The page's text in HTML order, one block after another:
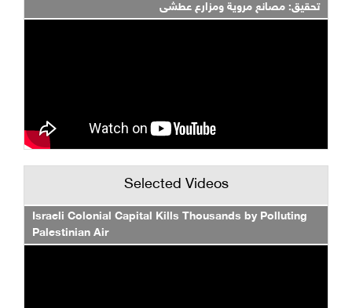
تحقيق: مصانع مروية ومزارع عطشى
Selected Videos
Israeli Colonial Capital Kills Thousands by Polluting
Palestinian Air